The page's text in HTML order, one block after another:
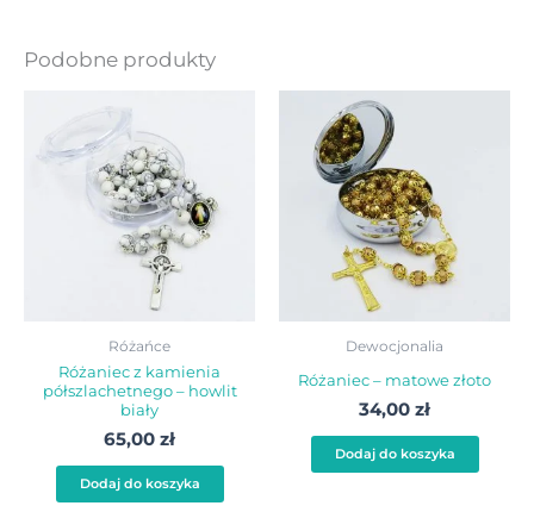
Podobne produkty
Różańce
Różaniec z kamienia
półszlachetnego – howlit
biały
65,00 zł
Dodaj do koszyka
Dewocjonalia
Różaniec – matowe złoto
34,00 zł
Dodaj do koszyka